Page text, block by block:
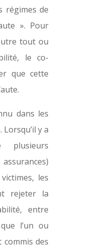
régimes de
». Pour
tout ou
le co-
que cette
dans les
y a
plusieurs
les
rejeter la
entre
l’un ou
commis des